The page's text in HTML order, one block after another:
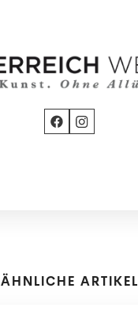
ÄHNLICHE ARTIKEL